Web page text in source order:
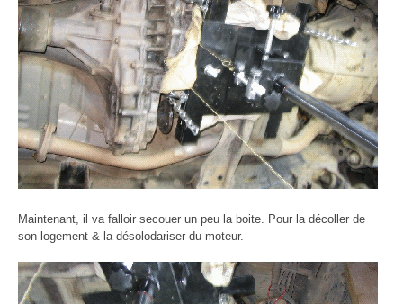
Maintenant, il va falloir secouer un peu la boite. Pour la décoller de
son logement & la désolodariser du moteur.